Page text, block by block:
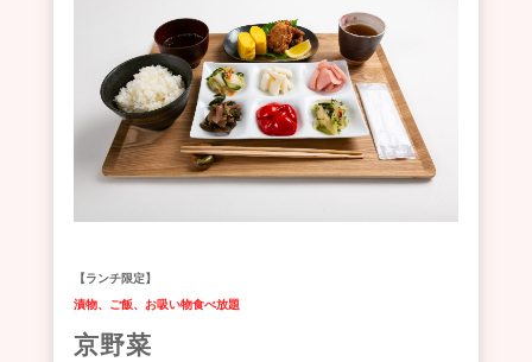
【ランチ限定】
漬物、ご飯、お吸い物食べ放題
京野菜